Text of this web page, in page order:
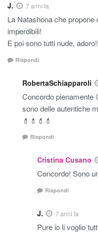
J. 7 anni fa
La Natashona che
imperdibili!
E poi sono tutti nude,
Rispondi
RobertaSchiapparoli
Concordo pienamente
sono delle autentiche
💄💄💄💄
Rispondi
Cristina Cusano
Concordo! Sono
Rispondi
J. 7 anni fa
Pure io li voglio